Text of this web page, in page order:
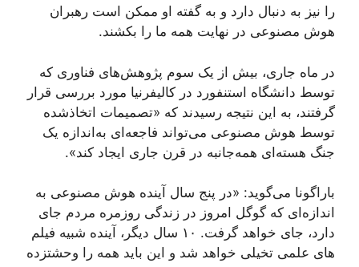
را نیز به دنبال دارد و به گفته او ممکن است رهبران
هوش مصنوعی در نهایت همه ما را بکشند.
در ماه جاری، بیش از یک سوم پژوهش‌های فناوری که
توسط دانشگاه استنفورد در کالیفرنیا مورد بررسی قرار
گرفتند، به این نتیجه رسیدند که «تصمیمات اتخاذشده
توسط هوش مصنوعی می‌تواند فاجعه‌ای به‌اندازه یک
جنگ هسته‌ای همه‌جانبه در قرن جاری ایجاد کند».
باراگونا می‌گوید: «در پنج سال آینده هوش مصنوعی به
اندازه‌ای که گوگل امروز در زندگی روزمره مردم جای
دارد، جای خواهد گرفت. ۱۰ سال دیگر، آینده شبیه فیلم
های علمی تخیلی خواهد شد و این باید همه را وحشتزده